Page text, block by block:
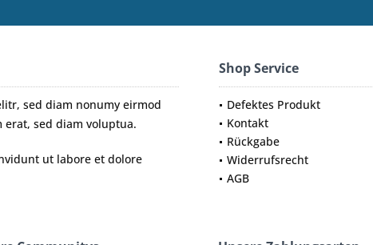
sed diam nonumy eirmod
sed diam voluptua.
ut labore et dolore
Shop Service
Defektes Produkt
Kontakt
Rückgabe
Widerrufsrecht
AGB